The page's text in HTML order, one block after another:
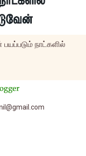
நாட்களில்